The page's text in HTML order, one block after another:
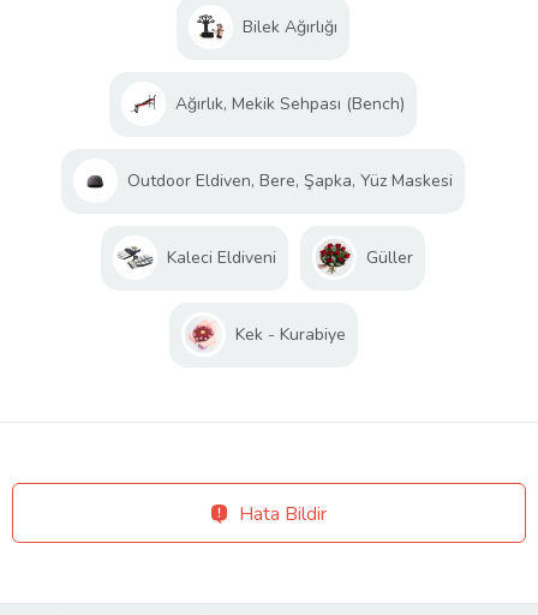
Bilek Ağırlığı
Ağırlık, Mekik Sehpası (Bench)
Outdoor Eldiven, Bere, Şapka, Yüz Maskesi
Kaleci Eldiveni Güller
Kek - Kurabiye
Hata Bildir